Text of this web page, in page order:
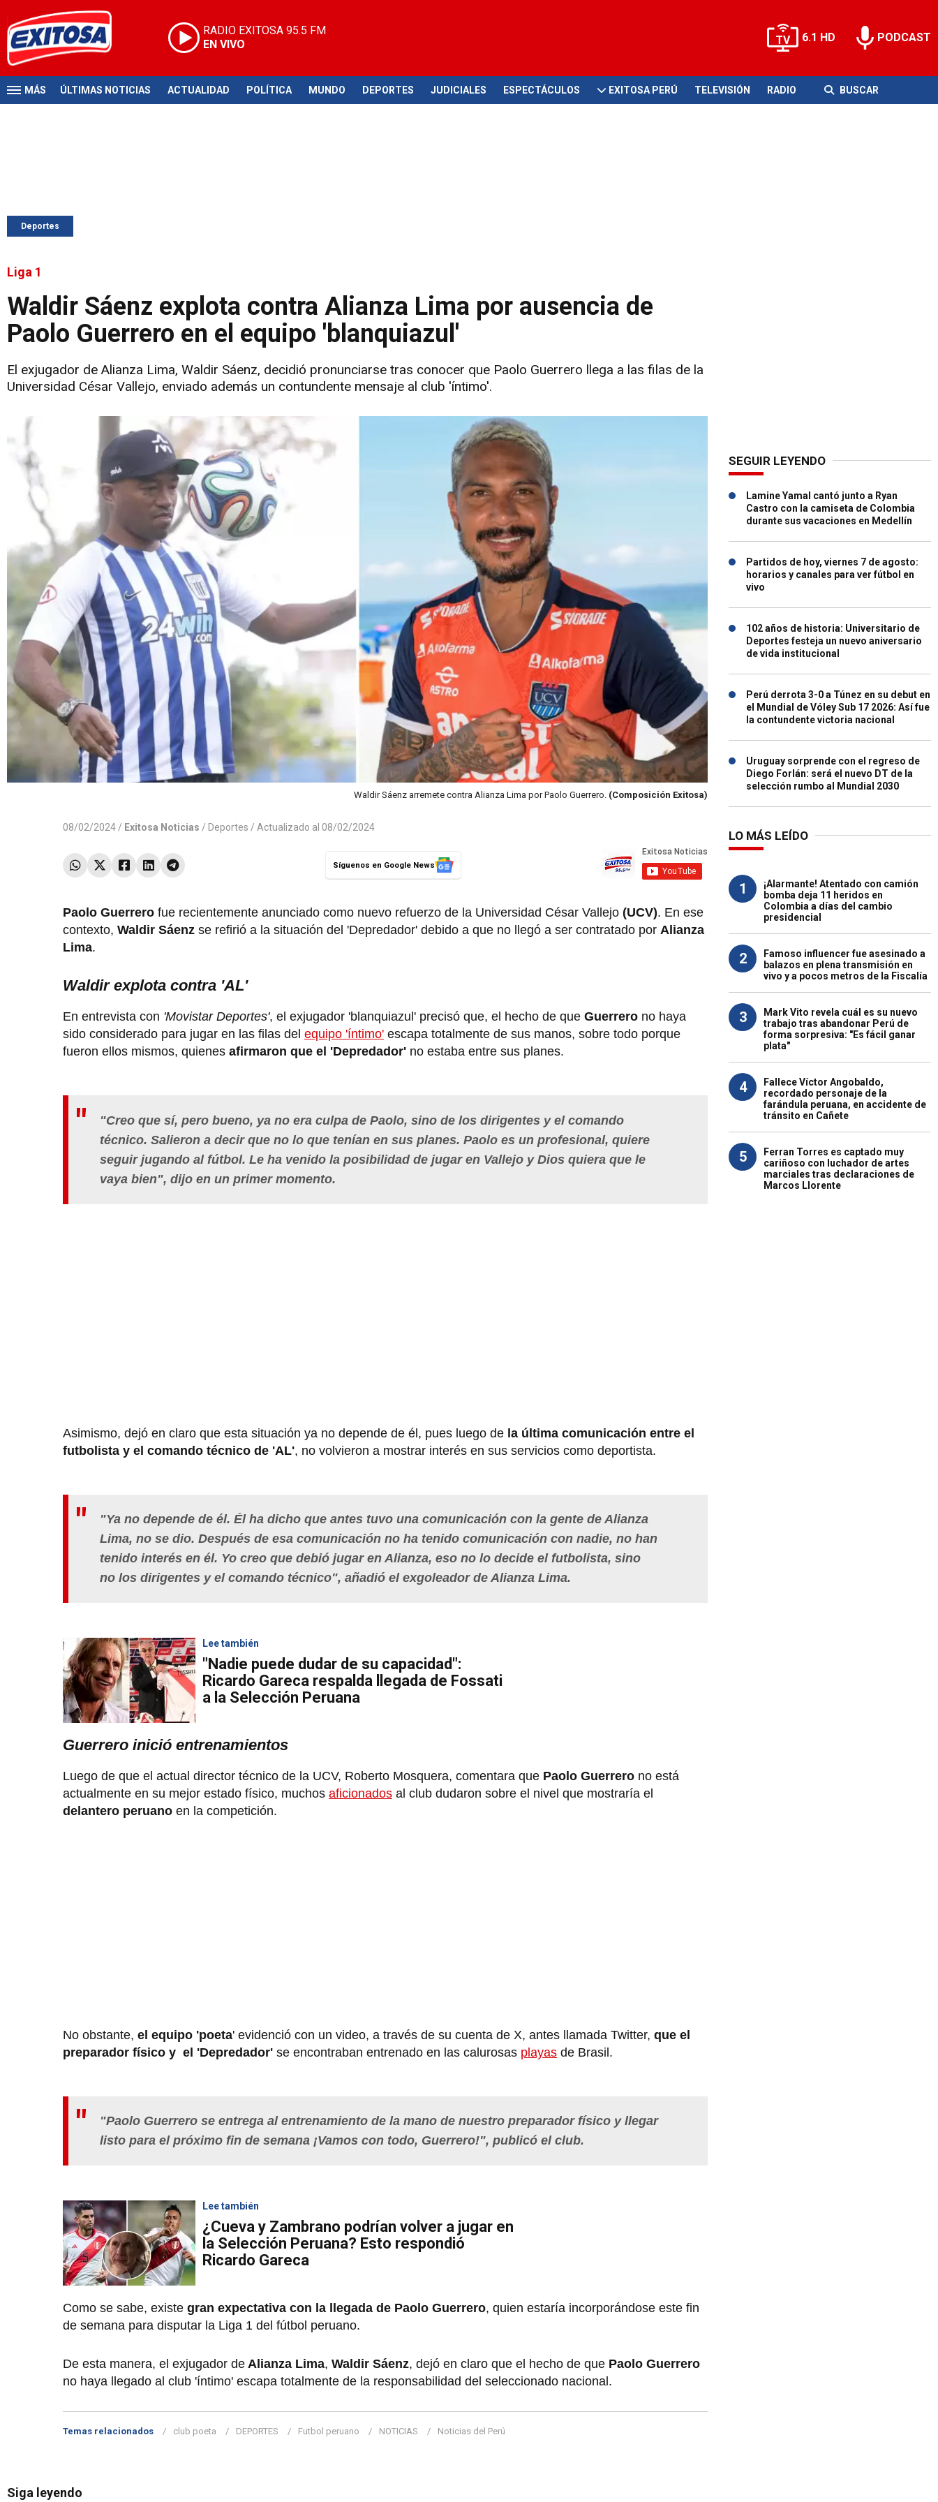
RADIO EXITOSA 95.5 FM
EN VIVO
6.1 HD PODCAST
MÁS ÚLTIMAS NOTICIAS ACTUALIDAD POLÍTICA MUNDO DEPORTES JUDICIALES ESPECTÁCULOS EXITOSA PERÚ TELEVISIÓN RADIO BUSCAR
Deportes
Liga 1
Waldir Sáenz explota contra Alianza Lima por ausencia de
Paolo Guerrero en el equipo 'blanquiazul'
El exjugador de Alianza Lima, Waldir Sáenz, decidió pronunciarse tras conocer que Paolo Guerrero llega a las filas de la
Universidad César Vallejo, enviado además un contundente mensaje al club 'íntimo'.
Waldir Sáenz arremete contra Alianza Lima por Paolo Guerrero. (Composición Exitosa)
08/02/2024 / Exitosa Noticias / Deportes / Actualizado al 08/02/2024
Síguenos en Google News
Paolo Guerrero fue recientemente anunciado como nuevo refuerzo de la Universidad César Vallejo (UCV). En ese
contexto, Waldir Sáenz se refirió a la situación del 'Depredador' debido a que no llegó a ser contratado por Alianza
Lima.
Waldir explota contra 'AL'
En entrevista con 'Movistar Deportes', el exjugador 'blanquiazul' precisó que, el hecho de que Guerrero no haya
sido considerado para jugar en las filas del equipo 'íntimo' escapa totalmente de sus manos, sobre todo porque
fueron ellos mismos, quienes afirmaron que el 'Depredador' no estaba entre sus planes.
"Creo que sí, pero bueno, ya no era culpa de Paolo, sino de los dirigentes y el comando
técnico. Salieron a decir que no lo que tenían en sus planes. Paolo es un profesional, quiere
seguir jugando al fútbol. Le ha venido la posibilidad de jugar en Vallejo y Dios quiera que le
vaya bien", dijo en un primer momento.
Asimismo, dejó en claro que esta situación ya no depende de él, pues luego de la última comunicación entre el
futbolista y el comando técnico de 'AL', no volvieron a mostrar interés en sus servicios como deportista.
"Ya no depende de él. Él ha dicho que antes tuvo una comunicación con la gente de Alianza
Lima, no se dio. Después de esa comunicación no ha tenido comunicación con nadie, no han
tenido interés en él. Yo creo que debió jugar en Alianza, eso no lo decide el futbolista, sino
no los dirigentes y el comando técnico", añadió el exgoleador de Alianza Lima.
Lee también
"Nadie puede dudar de su capacidad":
Ricardo Gareca respalda llegada de Fossati
a la Selección Peruana
Guerrero inició entrenamientos
Luego de que el actual director técnico de la UCV, Roberto Mosquera, comentara que Paolo Guerrero no está
actualmente en su mejor estado físico, muchos aficionados al club dudaron sobre el nivel que mostraría el
delantero peruano en la competición.
No obstante, el equipo 'poeta' evidenció con un video, a través de su cuenta de X, antes llamada Twitter, que el
preparador físico y el 'Depredador' se encontraban entrenado en las calurosas playas de Brasil.
"Paolo Guerrero se entrega al entrenamiento de la mano de nuestro preparador físico y llegar
listo para el próximo fin de semana ¡Vamos con todo, Guerrero!", publicó el club.
Lee también
¿Cueva y Zambrano podrían volver a jugar en
la Selección Peruana? Esto respondió
Ricardo Gareca
Como se sabe, existe gran expectativa con la llegada de Paolo Guerrero, quien estaría incorporándose este fin
de semana para disputar la Liga 1 del fútbol peruano.
De esta manera, el exjugador de Alianza Lima, Waldir Sáenz, dejó en claro que el hecho de que Paolo Guerrero
no haya llegado al club 'íntimo' escapa totalmente de la responsabilidad del seleccionado nacional.
Temas relacionados club poeta DEPORTES Futbol peruano NOTICIAS Noticias del Perú
Siga leyendo
SEGUIR LEYENDO
Lamine Yamal cantó junto a Ryan
Castro con la camiseta de Colombia
durante sus vacaciones en Medellín
Partidos de hoy, viernes 7 de agosto:
horarios y canales para ver fútbol en
vivo
102 años de historia: Universitario de
Deportes festeja un nuevo aniversario
de vida institucional
Perú derrota 3-0 a Túnez en su debut en
el Mundial de Vóley Sub 17 2026: Así fue
la contundente victoria nacional
Uruguay sorprende con el regreso de
Diego Forlán: será el nuevo DT de la
selección rumbo al Mundial 2030
LO MÁS LEÍDO
1
¡Alarmante! Atentado con camión
bomba deja 11 heridos en
Colombia a días del cambio
presidencial
2
Famoso influencer fue asesinado a
balazos en plena transmisión en
vivo y a pocos metros de la Fiscalía
3
Mark Vito revela cuál es su nuevo
trabajo tras abandonar Perú de
forma sorpresiva: "Es fácil ganar
plata"
4
Fallece Víctor Angobaldo,
recordado personaje de la
farándula peruana, en accidente de
tránsito en Cañete
5
Ferran Torres es captado muy
cariñoso con luchador de artes
marciales tras declaraciones de
Marcos Llorente